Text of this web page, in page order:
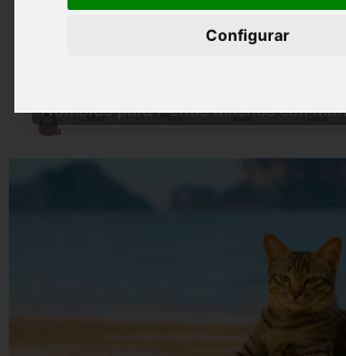
Configurar
Nombres para Perros Machos con